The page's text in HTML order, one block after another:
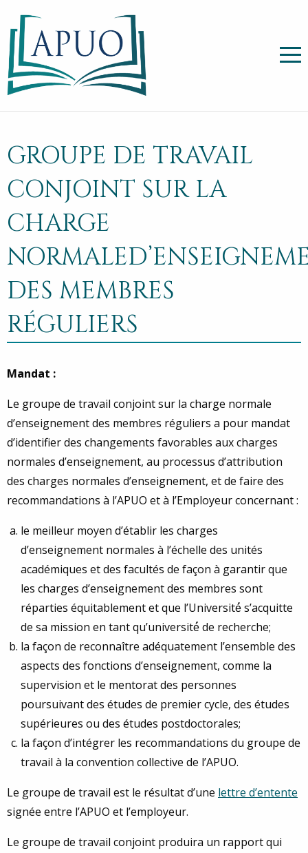
GROUPE DE TRAVAIL
CONJOINT SUR LA
CHARGE
DES MEMBRES
RÉGULIERS
Mandat :
Le groupe de travail conjoint sur la charge normale
d’enseignement des membres réguliers a pour mandat
d’identifier des changements favorables aux charges
normales d’enseignement, au processus d’attribution
des charges normales d’enseignement, et de faire des
recommandations à l’APUO et à l’Employeur concernant :
le meilleur moyen d’établir les charges
d’enseignement normales à l’échelle des unités
académiques et des facultés de façon à garantir que
les charges d’enseignement des membres sont
réparties équitablement et que l’Université́ s’acquitte
de sa mission en tant qu’université́ de recherche;
la façon de reconnaître adéquatement l’ensemble des
aspects des fonctions d’enseignement, comme la
supervision et le mentorat des personnes
poursuivant des études de premier cycle, des études
supérieures ou des études postdoctorales;
la façon d’intégrer les recommandations du groupe de
travail à la convention collective de l’APUO.
Le groupe de travail est le résultat d’une lettre d’entente
signée entre l’APUO et l’employeur.
Le groupe de travail conjoint produira un rapport qui